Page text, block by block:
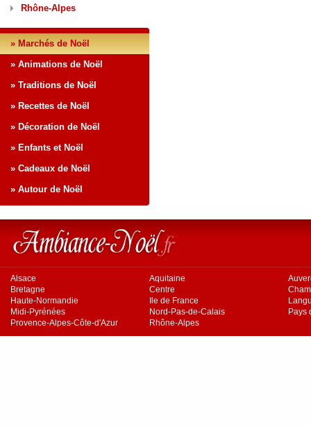
Rhône-Alpes
» Marchés de Noël
» Animations de Noël
» Traditions de Noël
» Recettes de Noël
» Décoration de Noël
» Enfants et Noël
» Cadeaux de Noël
» Autour de Noël
Alsace Aquitaine
Bretagne
Centre
Haute-Normandie
Ile de France
Midi-Pyrénées
Nord-Pas-de-Calais
Pays
Provence-Alpes-Côte-d'Azur
Rhône-Alpes